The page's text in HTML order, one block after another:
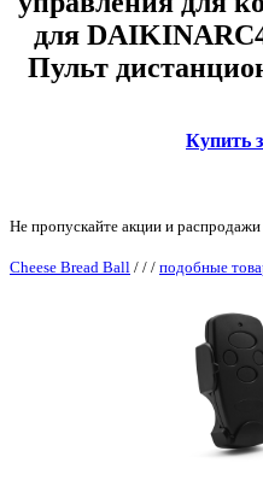
для
Пульт
Купить
Не пропускайте акции и распродажи
Cheese Bread Ball / / / подобные